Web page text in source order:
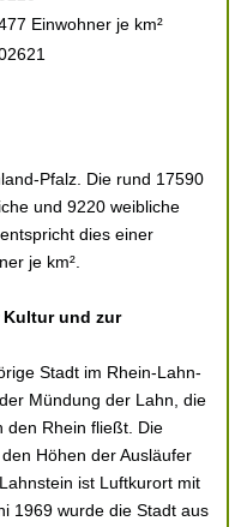
Einwohner je km²
Pfalz. Die rund 17590
und 9220 weibliche
dies einer
je km².
Kultur und zur
Stadt im Rhein-Lahn-
Mündung der Lahn, die
den Rhein fließt. Die
Höhen der Ausläufer
ist Luftkurort mit
1969 wurde die Stadt aus